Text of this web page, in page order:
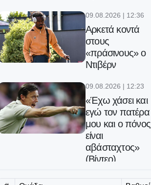
09.08.2026 | 12:36
Αρκετά κοντά
στους
«πράσινους» ο
Ντιβέρν
09.08.2026 | 12:23
«Έχω χάσει και
εγώ τον πατέρα
μου και ο πόνος
είναι
αβάσταχτος»
(Βίντεο)